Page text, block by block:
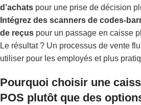
d’achats pour une prise de décision
Intégrez des scanners de codes-
de reçus pour un passage en caisse
Le résultat ? Un processus de vente
utiliser pour les employés et plus
Pourquoi choisir une
POS plutôt que des